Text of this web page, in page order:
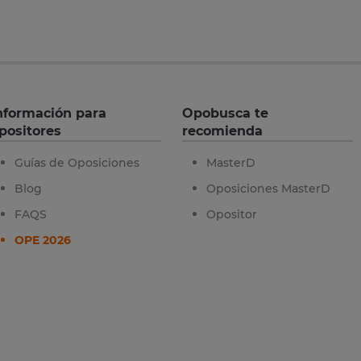
para
Guías de Oposiciones
Blog
FAQS
OPE 2026
Opobusca te
recomienda
MasterD
Oposiciones MasterD
Opositor